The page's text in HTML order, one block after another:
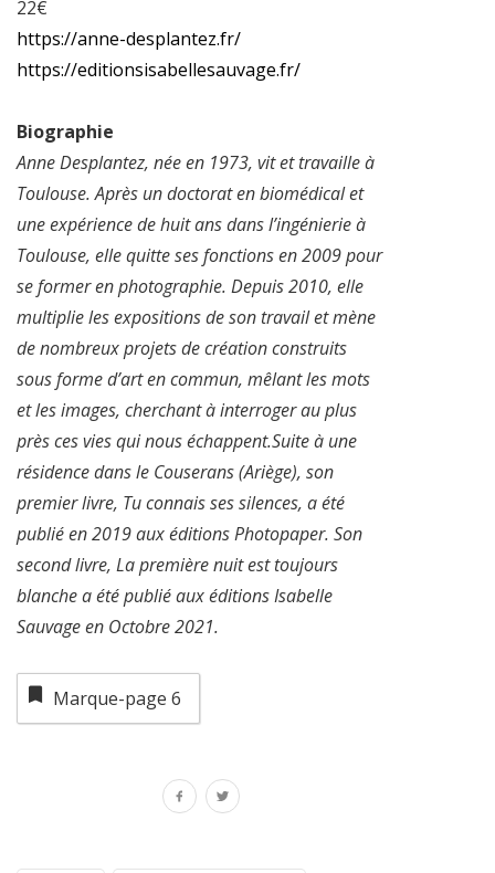
22€
https://anne-desplantez.fr/
https://editionsisabellesauvage.fr/
Biographie
Anne Desplantez, née en 1973, vit et travaille à
Toulouse. Après un doctorat en biomédical et
une expérience de huit ans dans l’ingénierie à
Toulouse, elle quitte ses fonctions en 2009 pour
se former en photographie. Depuis 2010, elle
multiplie les expositions de son travail et mène
de nombreux projets de création construits
sous forme d’art en commun, mêlant les mots
et les images, cherchant à interroger au plus
près ces vies qui nous échappent.Suite à une
résidence dans le Couserans (Ariège), son
premier livre, Tu connais ses silences, a été
publié en 2019 aux éditions Photopaper. Son
second livre, La première nuit est toujours
blanche a été publié aux éditions Isabelle
Sauvage en Octobre 2021.
Marque-page 6